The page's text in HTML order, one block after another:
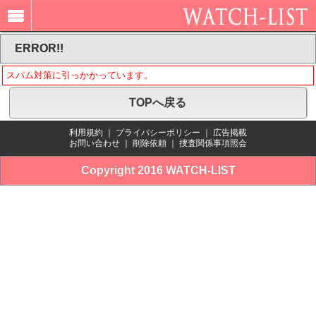
ERROR!!
スパム対策に引っかかっています。
TOPへ戻る
利用規約 プライバシーポリシー
広告掲載
お問い合わせ
削除依頼 捜査関係事項照会
Copyright 2016 WATCH-LIST